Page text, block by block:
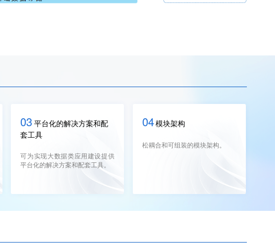
03平台化的解决方案和配
套工具
可为实现大数据类应用建设提供
平台化的解决方案和配套工具。
04模块架构
松耦合和可组装的模块架构。